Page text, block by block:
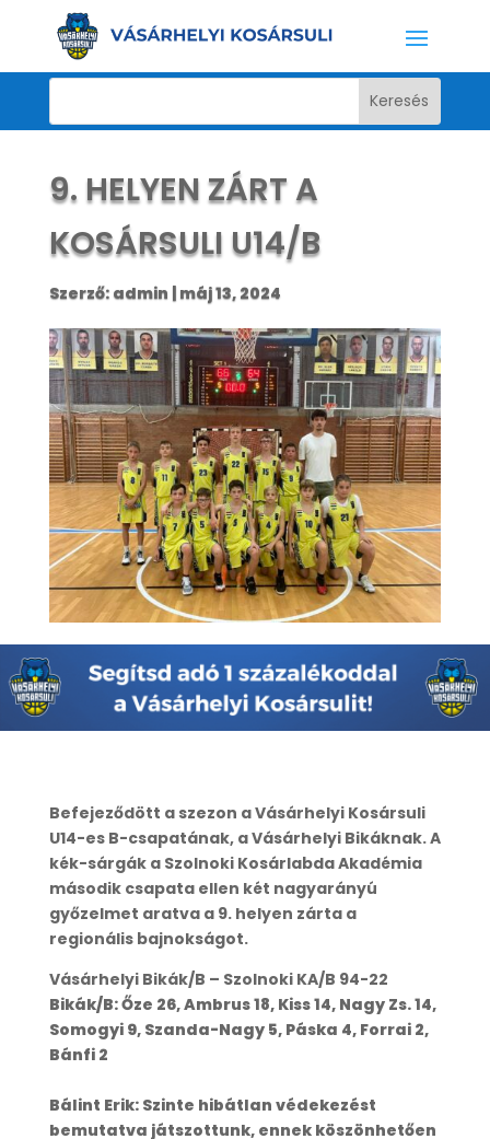
9. HELYEN ZÁRT A
KOSÁRSULI U14/B
Szerző: admin | máj 13, 2024
Befejeződött a szezon a Vásárhelyi Kosársuli
U14-es B-csapatának, a Vásárhelyi Bikáknak. A
kék-sárgák a Szolnoki Kosárlabda Akadémia
második csapata ellen két nagyarányú
győzelmet aratva a 9. helyen zárta a
regionális bajnokságot.
Vásárhelyi Bikák/B – Szolnoki KA/B 94-22
Bikák/B: Őze 26, Ambrus 18, Kiss 14, Nagy Zs. 14,
Somogyi 9, Szanda-Nagy 5, Páska 4, Forrai 2,
Bánfi 2
Bálint Erik: Szinte hibátlan védekezést
bemutatva játszottunk, ennek köszönhetően